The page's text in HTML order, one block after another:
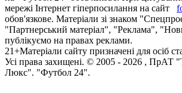
мережі Інтернет гіперпосилання на сайт
обов'язкове. Матеріали зі знаком
"Партнерський матеріал", "Реклама",
публікуємо на правах реклами.
21+Матеріали сайту призначені для осіб
Усi права захищенi. © 2005 - 2026 , ПрАТ
Люкс". "Футбол 24".